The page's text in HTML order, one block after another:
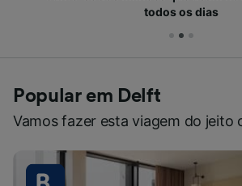
todos os dias
Popular em Delft
Vamos fazer esta viagem do jeito